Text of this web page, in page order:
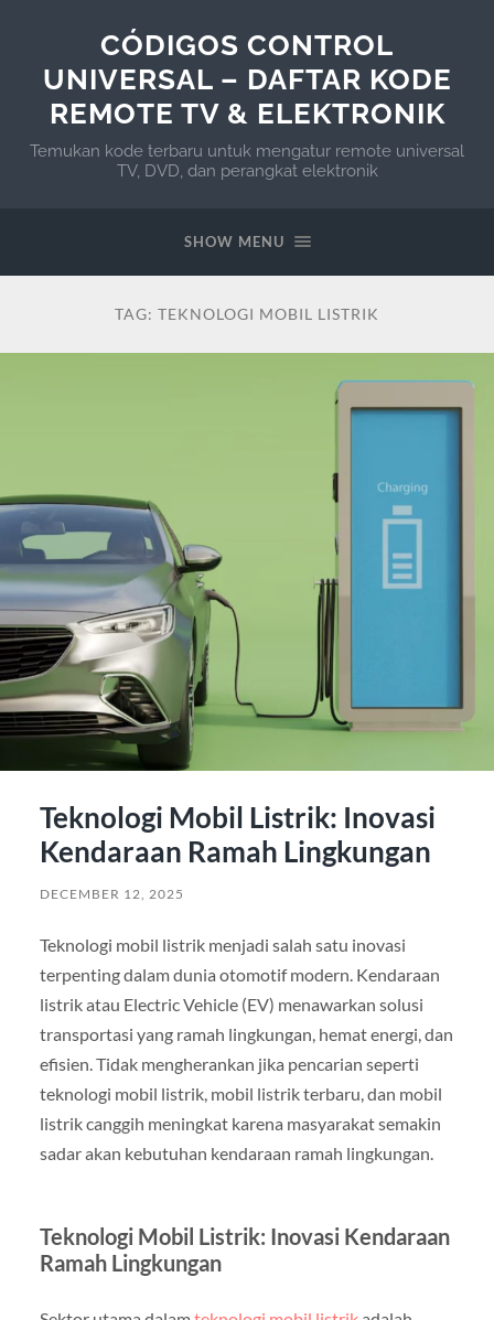
CÓDIGOS CONTROL
UNIVERSAL – DAFTAR KODE
REMOTE TV & ELEKTRONIK
Temukan kode terbaru untuk mengatur remote universal
TV, DVD, dan perangkat elektronik
SHOW MENU
TAG: TEKNOLOGI MOBIL LISTRIK
Teknologi Mobil Listrik: Inovasi
Kendaraan Ramah Lingkungan
DECEMBER 12, 2025
Teknologi mobil listrik menjadi salah satu inovasi
terpenting dalam dunia otomotif modern. Kendaraan
listrik atau Electric Vehicle (EV) menawarkan solusi
transportasi yang ramah lingkungan, hemat energi, dan
efisien. Tidak mengherankan jika pencarian seperti
teknologi mobil listrik, mobil listrik terbaru, dan mobil
listrik canggih meningkat karena masyarakat semakin
sadar akan kebutuhan kendaraan ramah lingkungan.
Teknologi Mobil Listrik: Inovasi Kendaraan
Ramah Lingkungan